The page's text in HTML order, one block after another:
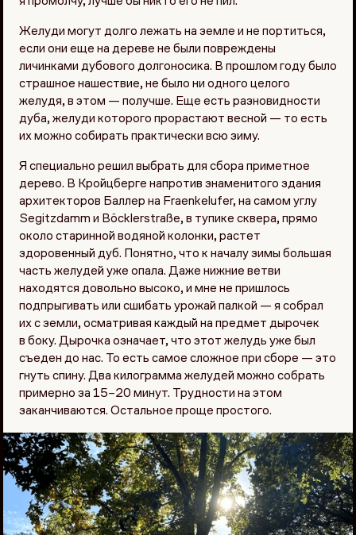
Желуди могут долго лежать на земле и не портиться,
если они еще на дереве не были повреждены
личинками дубового долгоносика. В прошлом году было
страшное нашествие, не было ни одного целого
желудя, в этом — получше. Еще есть разновидности
дуба, желуди которого прорастают весной — то есть
их можно собирать практически всю зиму.
Я специально решил выбрать для сбора приметное
дерево. В Кройцберге напротив знаменитого здания
архитекторов Баллер на Fraenkelufer, на самом углу
Segitzdamm и Böсklerstraße, в тупике сквера, прямо
около старинной водяной колонки, растет
здоровенный дуб. Понятно, что к началу зимы большая
часть желудей уже опала. Даже нижние ветви
находятся довольно высоко, и мне не пришлось
подпрыгивать или сшибать урожай палкой — я собрал
их с земли, осматривая каждый на предмет дырочек
в боку. Дырочка означает, что этот желудь уже был
съеден до нас. То есть самое сложное при сборе — это
гнуть спину. Два килограмма желудей можно собрать
примерно за 15–20 минут. Трудности на этом
заканчиваются. Остальное проще простого.